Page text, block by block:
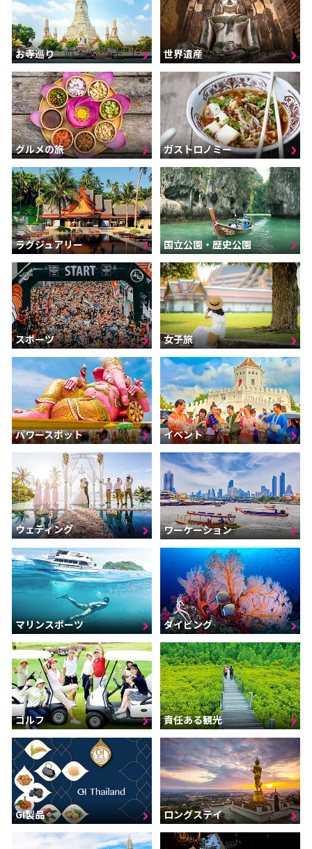
お寺巡り 世界遺産
グルメの旅 ガストロノミー
ラグジュアリー 国立公園・歴史公園
スポーツ 女子旅
パワースポット イベント
ウェディング ワーケーション
マリンスポーツ ダイビング
ゴルフ 責任ある観光
GI製品 ロングステイ